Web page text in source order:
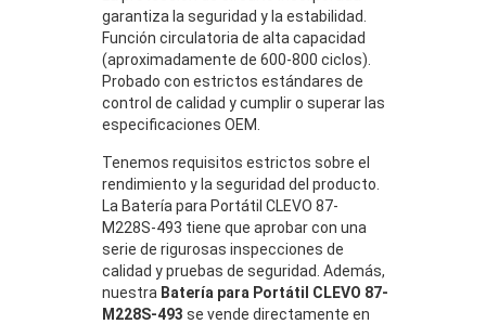
garantiza la seguridad y la estabilidad.
Función circulatoria de alta capacidad
(aproximadamente de 600-800 ciclos).
Probado con estrictos estándares de
control de calidad y cumplir o superar las
especificaciones OEM.
Tenemos requisitos estrictos sobre el
rendimiento y la seguridad del producto.
La Batería para Portátil CLEVO 87-
M228S-493 tiene que aprobar con una
serie de rigurosas inspecciones de
calidad y pruebas de seguridad. Además,
nuestra Batería para Portátil CLEVO 87-
M228S-493 se vende directamente en